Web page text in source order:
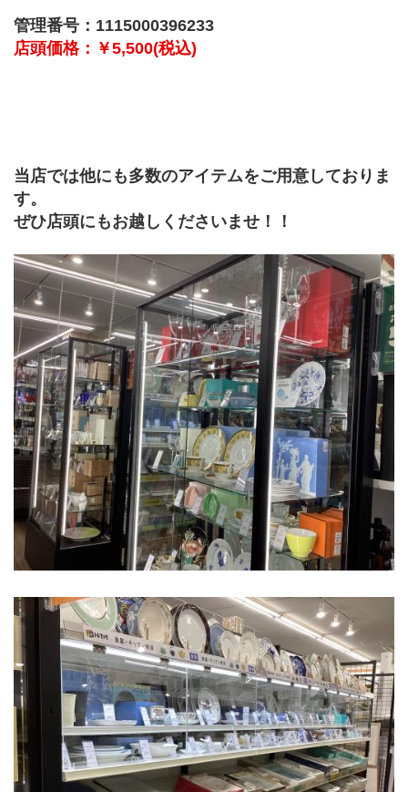
管理番号：1115000396233
店頭価格：￥5,500(税込)
当店では他にも多数のアイテムをご用意しておりま
す。
ぜひ店頭にもお越しくださいませ！！